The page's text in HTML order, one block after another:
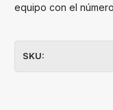
equipo con el
SKU: